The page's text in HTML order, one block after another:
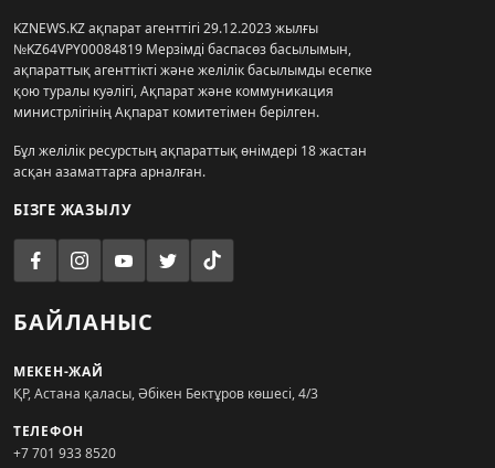
KZNEWS.KZ ақпарат агенттігі 29.12.2023 жылғы
№KZ64VPY00084819 Мерзімді баспасөз басылымын,
ақпараттық агенттікті және желілік басылымды есепке
қою туралы куәлігі, Ақпарат және коммуникация
министрлігінің Ақпарат комитетімен берілген.
Бұл желілік ресурстың ақпараттық өнімдері 18 жастан
асқан азаматтарға арналған.
БІЗГЕ ЖАЗЫЛУ
БАЙЛАНЫС
МЕКЕН-ЖАЙ
ҚР, Астана қаласы, Әбікен Бектұров көшесі, 4/3
ТЕЛЕФОН
+7 701 933 8520